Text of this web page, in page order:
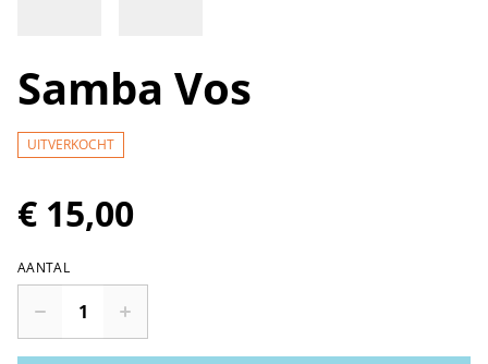
Samba Vos
UITVERKOCHT
€ 15,00
AANTAL